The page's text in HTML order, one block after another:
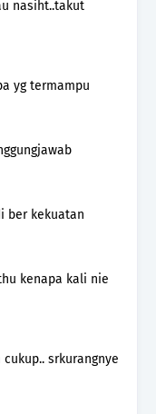
nasiht..takut
yg termampu
ber kekuatan
kenapa kali nie
srkurangnye